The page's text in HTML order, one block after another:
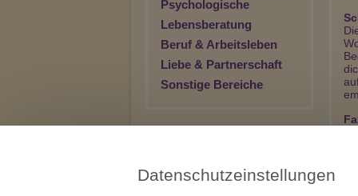
Psychologische
Lebensberatung
Beruf & Arbeitsleben
Liebe & Partnerschaft
Sonstige Bereiche
Datenschutzeinstellungen